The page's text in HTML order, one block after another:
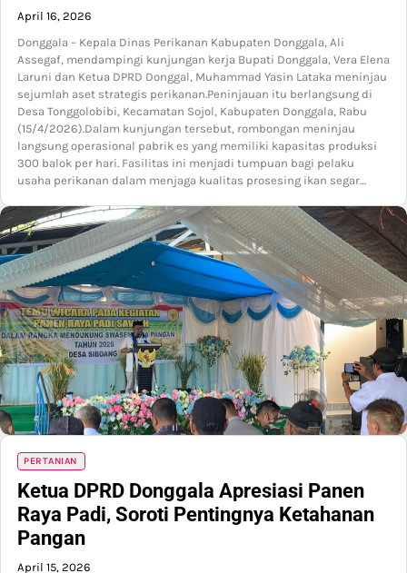
April 16, 2026
Donggala – Kepala Dinas Perikanan Kabupaten Donggala, Ali
Assegaf, mendampingi kunjungan kerja Bupati Donggala, Vera Elena
Laruni dan Ketua DPRD Donggal, Muhammad Yasin Lataka meninjau
sejumlah aset strategis perikanan.Peninjauan itu berlangsung di
Desa Tonggolobibi, Kecamatan Sojol, Kabupaten Donggala, Rabu
(15/4/2026).Dalam kunjungan tersebut, rombongan meninjau
langsung operasional pabrik es yang memiliki kapasitas produksi
300 balok per hari. Fasilitas ini menjadi tumpuan bagi pelaku
usaha perikanan dalam menjaga kualitas prosesing ikan segar…
PERTANIAN
Ketua DPRD Donggala Apresiasi Panen
Raya Padi, Soroti Pentingnya Ketahanan
Pangan
April 15, 2026